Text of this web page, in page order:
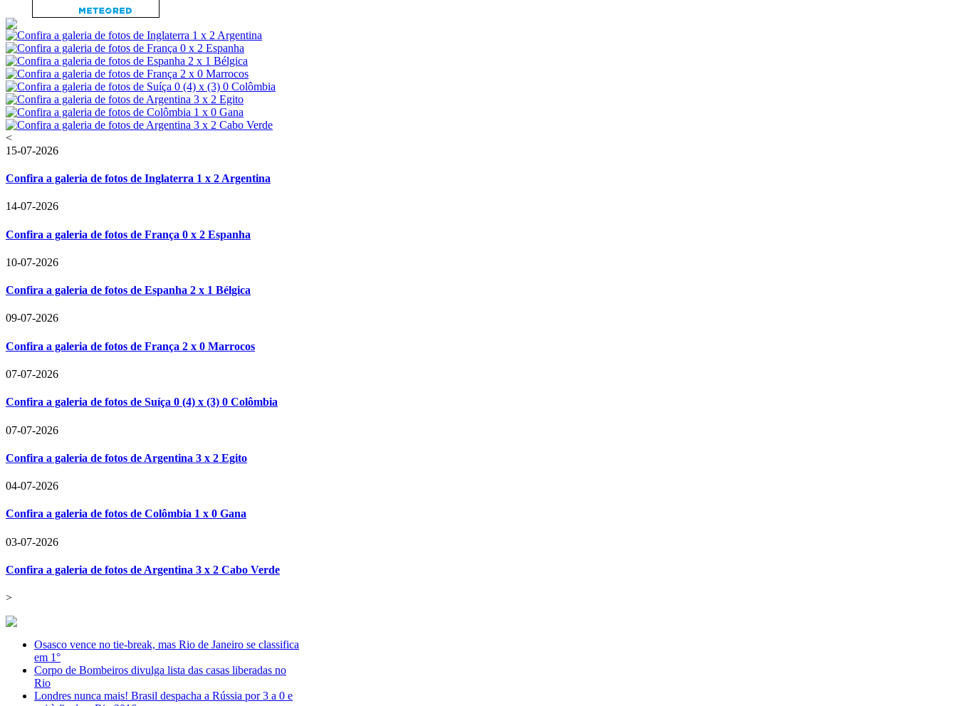
<
15-07-2026
Confira a galeria de fotos de Inglaterra 1 x 2 Argentina
14-07-2026
Confira a galeria de fotos de França 0 x 2 Espanha
10-07-2026
Confira a galeria de fotos de Espanha 2 x 1 Bélgica
09-07-2026
Confira a galeria de fotos de França 2 x 0 Marrocos
07-07-2026
Confira a galeria de fotos de Suíça 0 (4) x (3) 0 Colômbia
07-07-2026
Confira a galeria de fotos de Argentina 3 x 2 Egito
04-07-2026
Confira a galeria de fotos de Colômbia 1 x 0 Gana
03-07-2026
Confira a galeria de fotos de Argentina 3 x 2 Cabo Verde
>
Osasco vence no tie-break, mas Rio de Janeiro se classifica
em 1°
Corpo de Bombeiros divulga lista das casas liberadas no
Rio
Londres nunca mais! Brasil despacha a Rússia por 3 a 0 e